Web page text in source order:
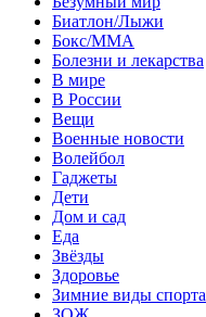
Биатлон/Лыжи
Бокс/MMA
Болезни и лекарства
В мире
В России
Вещи
Военные новости
Волейбол
Гаджеты
Дети
Дом и сад
Еда
Звёзды
Здоровье
Зимние виды спорта